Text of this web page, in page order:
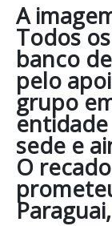
A
Todos
banco
pelo
grupo
sede e
O